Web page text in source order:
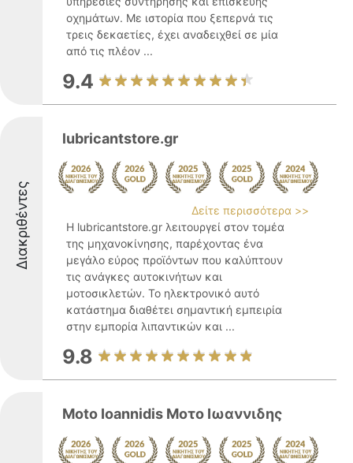
οχημάτων. Με ιστορία που ξεπερνά τις
τρεις δεκαετίες, έχει αναδειχθεί σε μία
από τις πλέον ...
9.4
Διακριθέντες
lubricantstore.gr
Δείτε περισσότερα >>
Η lubricantstore.gr λειτουργεί στον τομέα
της μηχανοκίνησης, παρέχοντας ένα
μεγάλο εύρος προϊόντων που καλύπτουν
τις ανάγκες αυτοκινήτων και
μοτοσικλετών. Το ηλεκτρονικό αυτό
κατάστημα διαθέτει σημαντική εμπειρία
στην εμπορία λιπαντικών και ...
9.8
Moto Ioannidis Μοτο Ιωαννιδης